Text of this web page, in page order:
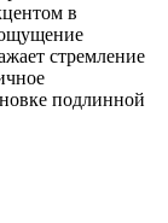
в
ощущение
стремление
подлинной